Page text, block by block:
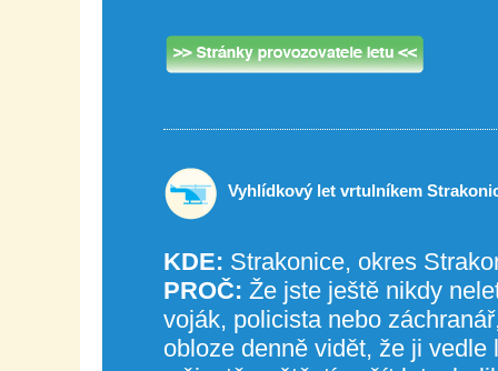
Vyhlídkový let vrtulníkem
KDE: Strakonice, okres
PROČ: Že jste ještě nikdy
voják, policista nebo
obloze denně vidět, že ji